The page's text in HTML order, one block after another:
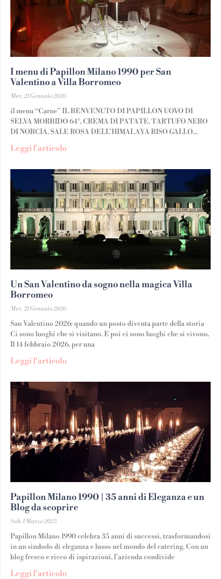
I menu di Papillon Milano 1990 per San
Valentino a Villa Borromeo
Mer, 21 Gennaio 2026
il menu “Carne” IL BENVENUTO DI PAPILLON UOVO DI
SELVA MORBIDO 64°, CREMA DI PATATE, TARTUFO NERO
DI NORCIA, SALE ROSA DELL’HIMALAYA RISO GALLO
Leggi l'articolo
Un San Valentino da sogno nella magica Villa
Borromeo
Mer, 21 Gennaio 2026
San Valentino 2026: quando un posto diventa parte della storia
Ci sono luoghi che si visitano. E poi ci sono luoghi che si vivono.
Il 14 febbraio 2026, per una
Leggi l'articolo
Papillon Milano 1990 | 35 anni di Eleganza e un
Blog da scoprire
Sab, 1 Marzo 2025
Papillon Milano 1990 celebra 35 anni di successi, trasformandosi
in un simbolo di eleganza e lusso nel mondo del catering. Con un
blog fresco e ricco di ispirazioni, l’azienda condivide
Leggi l'articolo